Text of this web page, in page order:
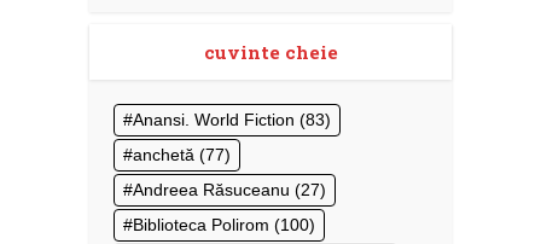
cuvinte cheie
Anansi. World Fiction (83)
anchetă (77)
Andreea Răsuceanu (27)
Biblioteca Polirom (100)